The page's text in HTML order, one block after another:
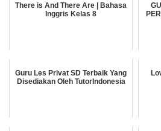
There is And There Are | Bahasa
Inggris Kelas 8
Guru Les Privat SD Terbaik Yang
Disediakan Oleh TutorIndonesia